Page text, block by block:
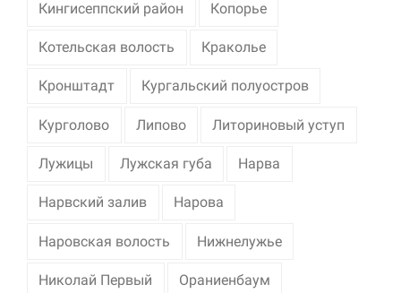
Кингисеппский район Копорье
Котельская волость Краколье
Кронштадт Кургальский полуостров
Курголово Липово Литориновый уступ
Лужицы Лужская губа Нарва
Нарвский залив Нарова
Наровская волость Нижнелужье
Николай Первый Ораниенбаум